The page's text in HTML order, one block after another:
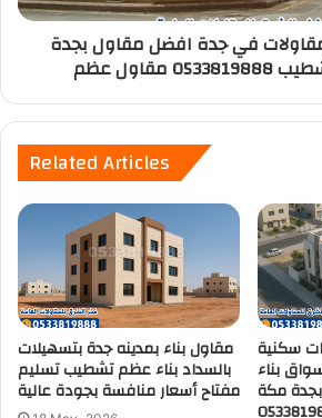
في جدة افضل مقاول بجدة
مقاول عظم
Related Articles
مقاول بناء بمدينه جدة بتسهيلات
بالسداد بناء عظم تشطيب تسليم
مفتاح أسعار منافسة بجودة عالية
سكنية
بناء
بجدة مكة